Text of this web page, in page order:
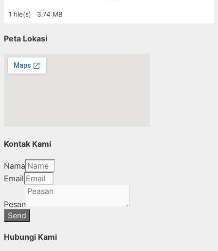
1 file(s) 3.74 MB
Peta Lokasi
Kontak Kami
Nama
Email
Pesan
Send
Hubungi Kami